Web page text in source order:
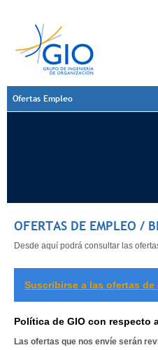
Ofertas Empleo
OFERTAS DE EMPLEO /
Desde aquí podrá consultar las
Suscribirse a las ofertas de
Política de GIO con respecto
Las ofertas que nos envíe serán